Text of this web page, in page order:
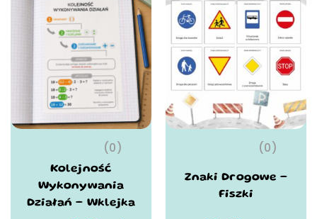
(0)
Kolejność
Wykonywania
Działań – Wklejka
(0)
Znaki Drogowe –
Fiszki